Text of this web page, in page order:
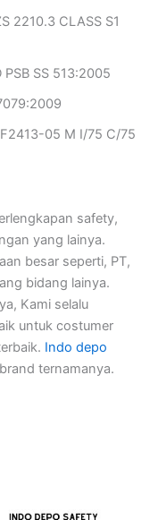
2210.3 CLASS S1
SS 513:2005
05 M I/75 C/75
safety,
yang lainya.
besar seperti, PT,
bidang lainya.
Kami selalu
untuk costumer
Indo depo
ternamanya.